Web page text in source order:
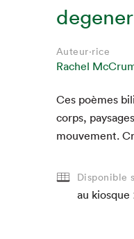
Auteur·rice
Rachel
Ces poèmes
corps,
mou­ve­ment.
Disponible
au kiosque